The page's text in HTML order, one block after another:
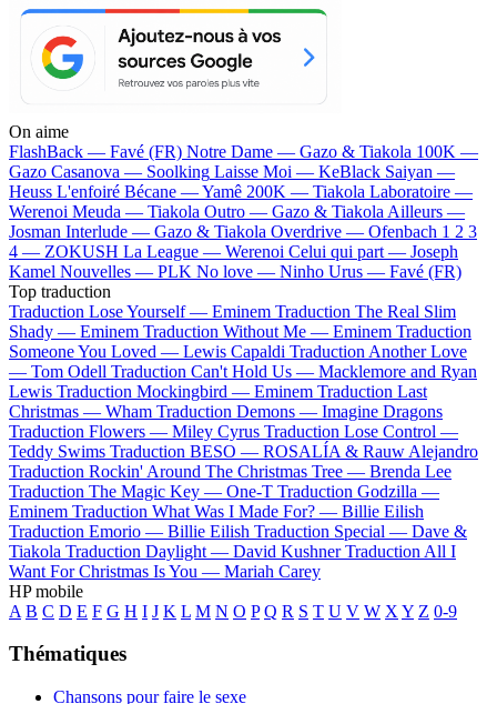
On aime
FlashBack — Favé (FR) Notre Dame — Gazo & Tiakola 100K —
Gazo Casanova — Soolking Laisse Moi — KeBlack Saiyan —
Heuss L'enfoiré Bécane —Yamê 200K — Tiakola Laboratoire —
Werenoi Meuda — Tiakola Outro — Gazo & Tiakola Ailleurs —
Josman Interlude — Gazo & Tiakola Overdrive — Ofenbach 1 2 3
4 — ZOKUSH La League — Werenoi Celui qui part — Joseph
Kamel Nouvelles — PLK No love — Ninho Urus — Favé (FR)
Top traduction
Traduction Lose Yourself — Eminem Traduction The Real Slim
Shady — Eminem Traduction Without Me — Eminem Traduction
Someone You Loved — Lewis Capaldi Traduction Another Love
— Tom Odell Traduction Can't Hold Us — Macklemore and Ryan
Lewis Traduction Mockingbird — Eminem Traduction Last
Christmas — Wham Traduction Demons — Imagine Dragons
Traduction Flowers — Miley Cyrus Traduction Lose Control —
Teddy Swims Traduction BESO — ROSALÍA & Rauw Alejandro
Traduction Rockin' Around The Christmas Tree — Brenda Lee
Traduction The Magic Key — One-T Traduction Godzilla —
Eminem Traduction What Was I Made For? — Billie Eilish
Traduction Emorio — Billie Eilish Traduction Special — Dave &
Tiakola Traduction Daylight — David Kushner Traduction All I
Want For Christmas Is You — Mariah Carey
HP mobile
A B C D E F G H I J K L M N O P Q R S T U V W X Y Z 0-9
Thématiques
Chansons pour faire le sexe